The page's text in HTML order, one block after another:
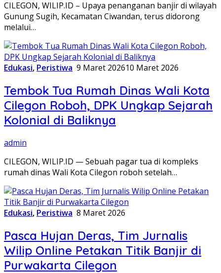
CILEGON, WILIP.ID – Upaya penanganan banjir di wilayah
Gunung Sugih, Kecamatan Ciwandan, terus didorong
melalui…
Edukasi, Peristiwa 9 Maret 202610 Maret 2026
Tembok Tua Rumah Dinas Wali Kota
Cilegon Roboh, DPK Ungkap Sejarah
Kolonial di Baliknya
admin
CILEGON, WILIP.ID — Sebuah pagar tua di kompleks
rumah dinas Wali Kota Cilegon roboh setelah…
Edukasi, Peristiwa 8 Maret 2026
Pasca Hujan Deras, Tim Jurnalis
Wilip Online Petakan Titik Banjir di
Purwakarta Cilegon